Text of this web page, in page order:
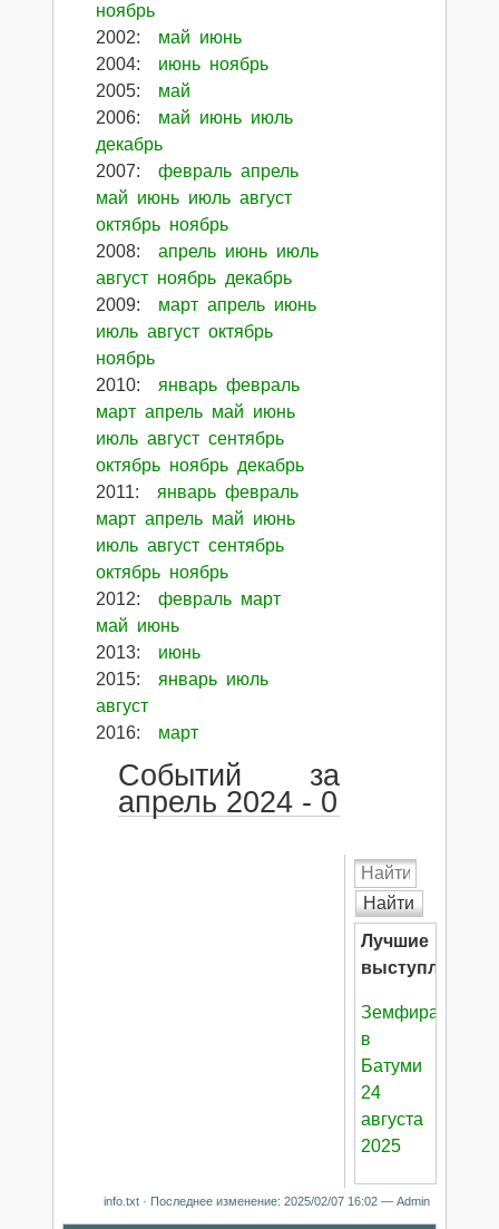
ноябрь
2002: май июнь
2004: июнь ноябрь
2005:
май
2006: май июнь июль
декабрь
2007: февраль апрель
май июнь июль август
октябрь ноябрь
2008: апрель июнь июль
август ноябрь декабрь
2009: март апрель июнь
июль август октябрь
ноябрь
2010: январь февраль
март апрель май июнь
июль август сентябрь
октябрь ноябрь декабрь
2011: январь февраль
март апрель май июнь
июль август сентябрь
октябрь ноябрь
2012: февраль март
май июнь
2013:
июнь
2015: январь июль
август
2016: март
Событий за
апрель 2024 - 0
Найти
Лучшие
выступления:
Земфира
в
Батуми
24
августа
2025
info.txt · Последнее изменение:2025/02/07 16:02 —Admin